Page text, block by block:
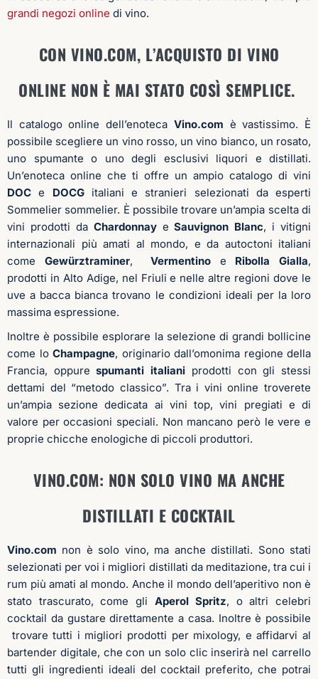
possibile scegliere un vino rosso, un vino bianco, un rosato,
uno spumante o uno degli esclusivi liquori e distillati.
Un’enoteca online che ti offre un ampio catalogo di vini
DOC
DOCGitaliani e stranieri selezionati da esperti
Sommelier sommelier. È possibile trovare un’ampia scelta di
vini prodotti daChardonnaye Sauvignon Blanc, i vitigni
internazionali più amati al mondo, e da autoctoni italiani
comeGewürztraminer ,VermentinoeRibolla Gialla,
prodotti in Alto Adige, nel Friuli e nelle altre regioni dove le
uve a bacca bianca trovano le condizioni ideali per la loro
massima espressione.
Inoltre è possibile esplorare la selezione di grandi bollicine
come loChampagne, originario dall’omonima regione della
Francia, oppurespumanti italianiprodotti con gli stessi
dettami del “metodo classico”. Tra i vini online troverete
un’ampia sezione dedicata ai vini top, vini pregiati e di
valore per occasioni speciali. Non mancano però le vere e
proprie chicche enologiche di piccoli produttori.
VINO.COM: NON SOLO VINO MA ANCHE
DISTILLATI ECOCKTAIL
selezionati per voi i migliori distillati da meditazione, tra cui i
stato trascurato, come gli Aperol Spritz, o altri celebri
cocktail da gustare direttamente a casa. Inoltre è possibile
trovare tutti i migliori prodotti per mixology, e affidarvi al
bartender digitale, che con un solo clic inserirà nel carrello
tutti gli ingredienti ideali del cocktail preferito, che potrai
successivamente modificare in base alle tue preferenze.
COME CERCARE IL VINO PREFERITO
Vino.comè un sommelier digitale, grazie alle ampie